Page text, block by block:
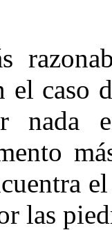
el caso
nada
las